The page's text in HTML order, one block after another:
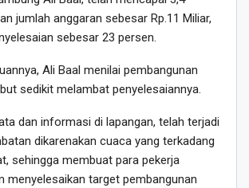
jumlah anggaran sebesar Rp.11 Miliar,
sebesar 23 persen.
Ali Baal menilai pembangunan
sedikit melambat penyelesaiannya.
dan informasi di lapangan, telah terjadi
dikarenakan cuaca yang terkadang
sehingga membuat para pekerja
menyelesaikan target pembangunan